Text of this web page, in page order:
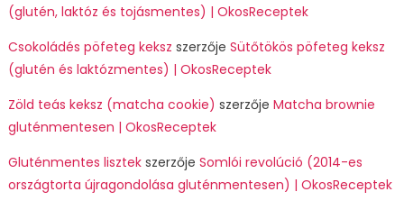
(glutén, laktóz és tojásmentes) | OkosReceptek
Csokoládés pöfeteg keksz szerzője Sütőtökös pöfeteg keksz
(glutén és laktózmentes) | OkosReceptek
Zöld teás keksz (matcha cookie) szerzője Matcha brownie
gluténmentesen | OkosReceptek
Gluténmentes lisztekszerzője Somlói revolúció (2014-es
országtorta újragondolása gluténmentesen) | OkosReceptek